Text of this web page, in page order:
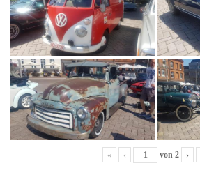
« ‹ von 2 ›